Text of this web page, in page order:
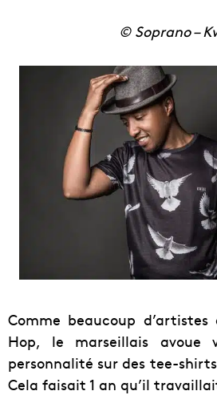
© Soprano –
Comme beaucoup
Hop, le marseillais avoue
personnalité sur des tee-
Cela faisait 1 an qu’il